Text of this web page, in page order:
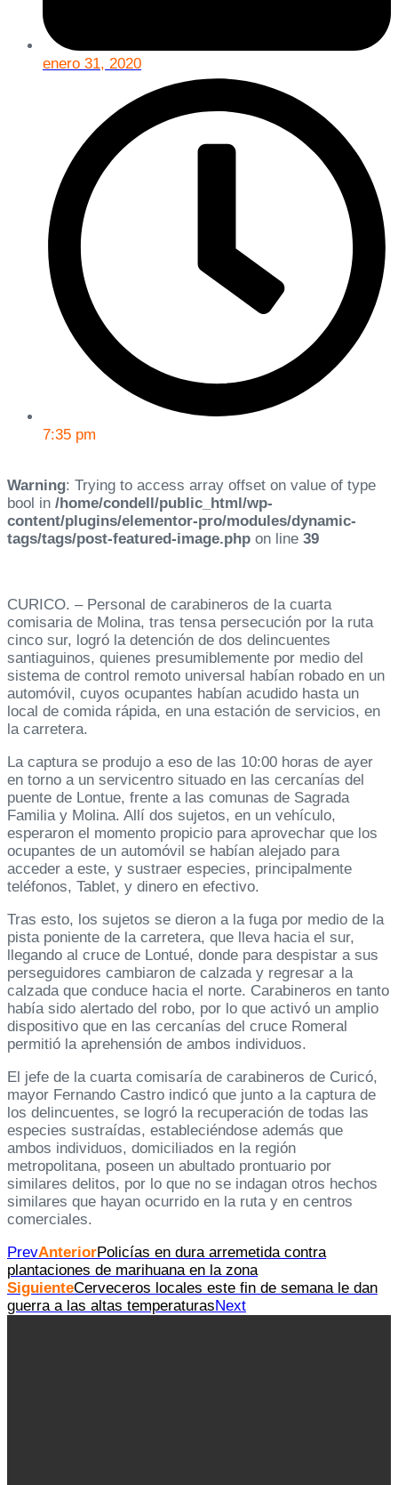
enero 31, 2020
7:35 pm
Warning: Trying to access array offset on value of type
bool in /home/condell/public_html/wp-
content/plugins/elementor-pro/modules/dynamic-
tags/tags/post-featured-image.php on line 39
CURICO. – Personal de carabineros de la cuarta
comisaria de Molina, tras tensa persecución por la ruta
cinco sur, logró la detención de dos delincuentes
santiaguinos, quienes presumiblemente por medio del
sistema de control remoto universal habían robado en un
automóvil, cuyos ocupantes habían acudido hasta un
local de comida rápida, en una estación de servicios, en
la carretera.
La captura se produjo a eso de las 10:00 horas de ayer
en torno a un servicentro situado en las cercanías del
puente de Lontue, frente a las comunas de Sagrada
Familia y Molina. Allí dos sujetos, en un vehículo,
esperaron el momento propicio para aprovechar que los
ocupantes de un automóvil se habían alejado para
acceder a este, y sustraer especies, principalmente
teléfonos, Tablet, y dinero en efectivo.
Tras esto, los sujetos se dieron a la fuga por medio de la
pista poniente de la carretera, que lleva hacia el sur,
llegando al cruce de Lontué, donde para despistar a sus
perseguidores cambiaron de calzada y regresar a la
calzada que conduce hacia el norte. Carabineros en tanto
había sido alertado del robo, por lo que activó un amplio
dispositivo que en las cercanías del cruce Romeral
permitió la aprehensión de ambos individuos.
El jefe de la cuarta comisaría de carabineros de Curicó,
mayor Fernando Castro indicó que junto a la captura de
los delincuentes, se logró la recuperación de todas las
especies sustraídas, estableciéndose además que
ambos individuos, domiciliados en la región
metropolitana, poseen un abultado prontuario por
similares delitos, por lo que no se indagan otros hechos
similares que hayan ocurrido en la ruta y en centros
comerciales.
PrevAnteriorPolicías en dura arremetida contra
plantaciones de marihuana en la zona
SiguienteCerveceros locales este fin de semana le dan
guerra a las altas temperaturasNext